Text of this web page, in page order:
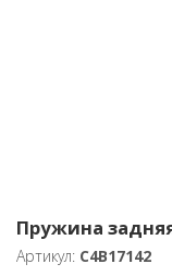
Пружина задняя
Артикул: C4B17142